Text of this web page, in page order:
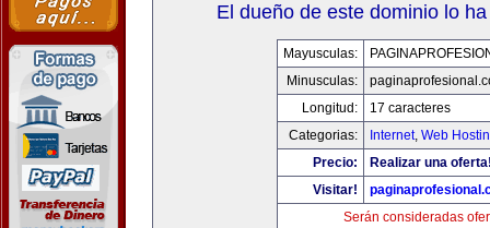
El dueño de este dominio lo
Mayusculas:
Minusculas:
Longitud:
17 caracteres
Categorias:
Internet, Web
Precio:
Realizar una
Visitar!
Serán consideradas